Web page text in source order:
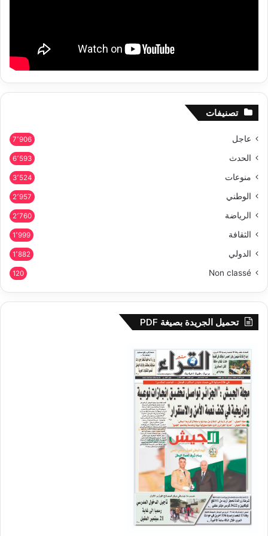
تصنيفات
عاجل 7٬906
الحدث 6٬593
منوعات 3٬524
الوطني 2٬957
الرياضة 2٬760
الثقافة 1٬999
الدولي 1٬882
Non classé
120
تحميل الجريدة بصيغة PDF